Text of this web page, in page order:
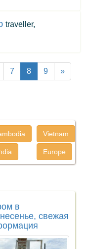
traveller,
7 8 9 »
Vietnam
Europe
в
свежая